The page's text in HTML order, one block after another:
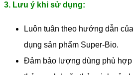
3. Lưu ý khi sử dụng:
Luôn tuân theo hướng dẫn
dụng sản phẩm Super-Bio.
Đảm bảo lượng dùng phù